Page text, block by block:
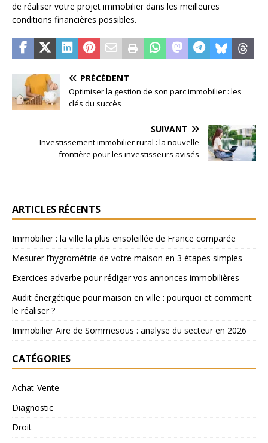
de réaliser votre projet immobilier dans les meilleures
conditions financières possibles.
PRÉCÉDENT
Optimiser la gestion de son parc immobilier : les
clés du succès
SUIVANT
Investissement immobilier rural : la nouvelle
frontière pour les investisseurs avisés
ARTICLES RÉCENTS
Immobilier : la ville la plus ensoleillée de France comparée
Mesurer l’hygrométrie de votre maison en 3 étapes simples
Exercices adverbe pour rédiger vos annonces immobilières
Audit énergétique pour maison en ville : pourquoi et comment
le réaliser ?
Immobilier Aire de Sommesous : analyse du secteur en 2026
CATÉGORIES
Achat-Vente
Diagnostic
Droit